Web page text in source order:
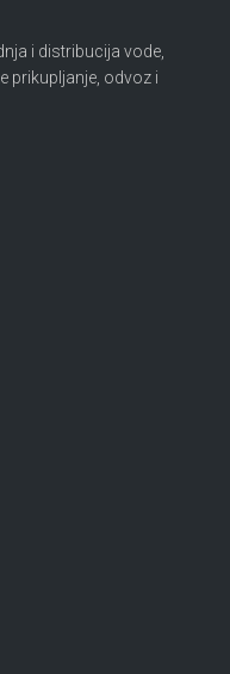
i distribucija vode,
prikupljanje, odvoz i